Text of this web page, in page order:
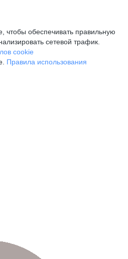
обеспечивать правильную
сетевой трафик.
cookie
Правила использования